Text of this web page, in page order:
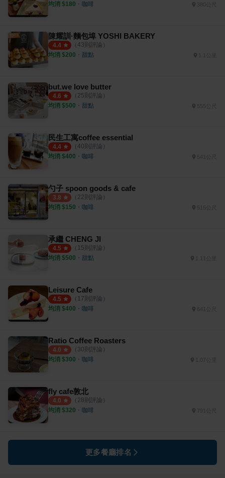
均消 $180 ・ 咖啡
陳耀訓·麵包埠 YOSHI BAKERY
4.4 （ 43則評論）
均消 $200 ・ 甜點
but.we love butter
4.6 （ 25則評論）
均消 $500 ・ 甜點 555公尺
民生工寓coffee essential
4.4 （ 40則評論）
均消 $400 ・ 咖啡 541公尺
勺子 spoon goods & cafe
3.8 （ 22則評論）
均消 $150 ・ 咖啡 515公尺
承繼 CHENG JI
4.5 （ 15則評論）
均消 $500 ・ 甜點
Leisure Cafe
4.5 （ 17則評論）
均消 $400 ・ 咖啡 641公尺
Ratio Coffee Roasters
4.0 （ 30則評論）
均消 $300 ・ 咖啡
fly cafe敦北
4.0 （ 28則評論）
均消 $320 ・ 咖啡
更多餐廳排名